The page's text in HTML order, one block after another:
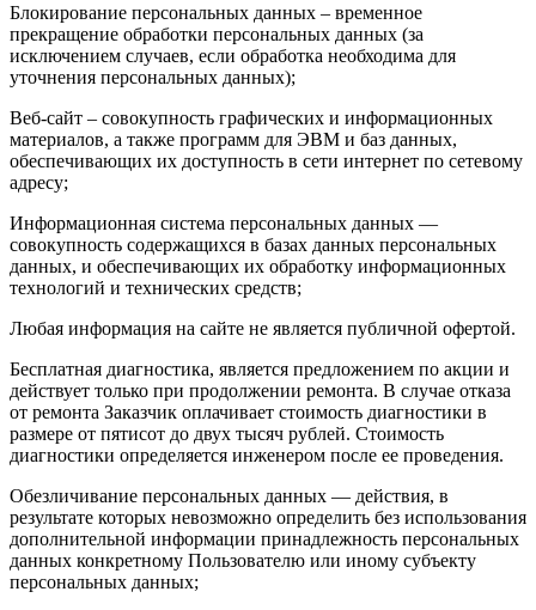
Блокирование персональных данных – временное
прекращение обработки персональных данных (за
исключением случаев, если обработка необходима для
уточнения персональных данных);
Веб-сайт – совокупность графических и информационных
материалов, а также программ для ЭВМ и баз данных,
обеспечивающих их доступность в сети интернет по сетевому
адресу;
Информационная система персональных данных —
совокупность содержащихся в базах данных персональных
данных, и обеспечивающих их обработку информационных
технологий и технических средств;
Любая информация на сайте не является публичной офертой.
Бесплатная диагностика, является предложением по акции и
действует только при продолжении ремонта. В случае отказа
от ремонта Заказчик оплачивает стоимость диагностики в
размере от пятисот до двух тысяч рублей. Стоимость
диагностики определяется инженером после ее проведения.
Обезличивание персональных данных — действия, в
результате которых невозможно определить без использования
дополнительной информации принадлежность персональных
данных конкретному Пользователю или иному субъекту
персональных данных;